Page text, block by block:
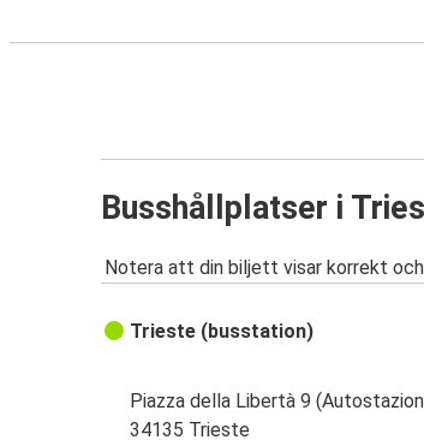
Busshållplatser i
Notera att din biljett visar korrekt
Trieste (busstation)
Piazza della Libertà 9
34135 Trieste